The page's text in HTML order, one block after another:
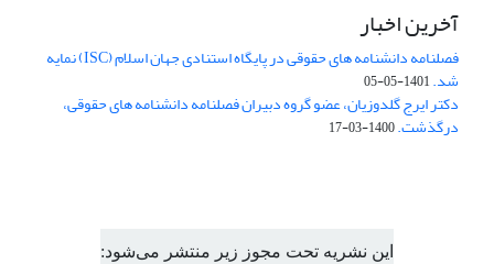
آخرین اخبار
فصلنامه دانشنامه های حقوقی در پایگاه استنادی جهان اسلام (ISC) نمایه
شد.1401-05-05
دکتر ایرج گلدوزیان، عضو گروه دبیران فصلنامه دانشنامه های حقوقی،
درگذشت.1400-03-17
این نشریه تحت مجوز زیر منتشر می‌شود: